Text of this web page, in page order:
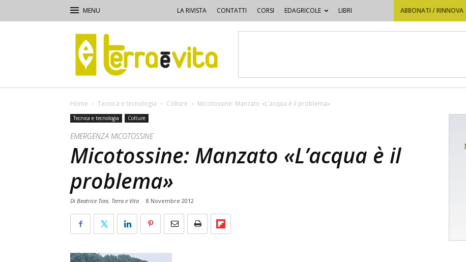
LA RIVISTA CONTATTI CORSI EDAGRICOLE LIBRI ABBONATI / RINNOVA
Terra
e
Vita
Home Tecnica e tecnologia Colture Micotossine: Manzato «L’acqua è il problema»
Tecnica e tecnologia Colture
EMERGENZA MICOTOSSINE
Micotossine: Manzato «L’acqua è il
problema»
Di Beatrice Toni, Terra e Vita - 8 Novembre 2012